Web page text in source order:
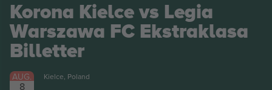
Kielce vs Legia
FC Ekstraklasa
AUG. Kielce, Poland